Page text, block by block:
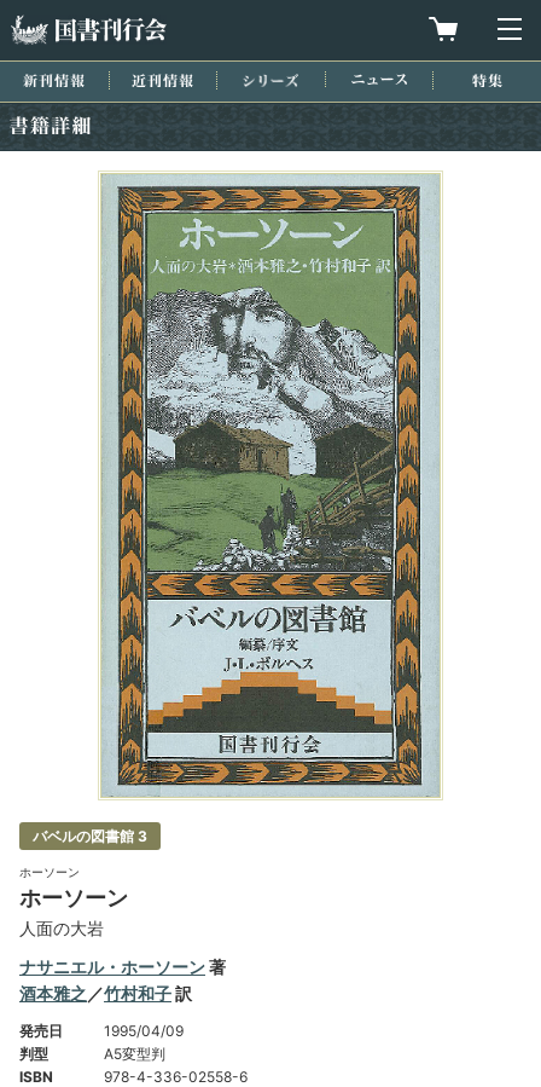
買物カゴを
新刊情報 近刊情報 シリーズ ニュース
バベルの図書館 3
ホーソーン
ホーソーン
人面の大岩
ナサニエル・ホーソーン著
酒本雅之 ／竹村和子訳
発売日
1995/04/09
判型
A5変型判
ISBN
978-4-336-02558-6